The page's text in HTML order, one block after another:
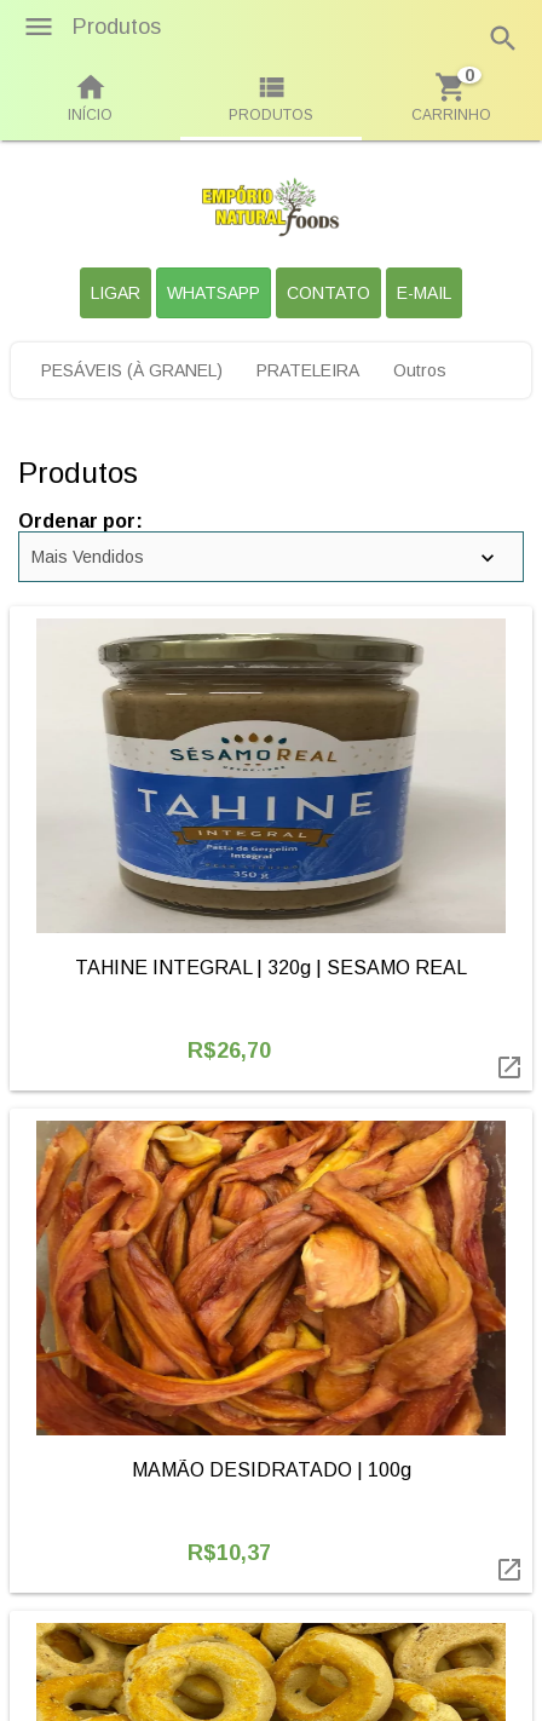
Produtos
INÍCIO PRODUTOS CARRINHO
0
LIGAR WHATSAPP CONTATO E-MAIL
PESÁVEIS (À GRANEL) PRATELEIRA Outros
Produtos
Ordenar por:
TAHINE INTEGRAL | 320g | SESAMO REAL
R$26,70

MAMÃO DESIDRATADO | 100g
R$10,37
